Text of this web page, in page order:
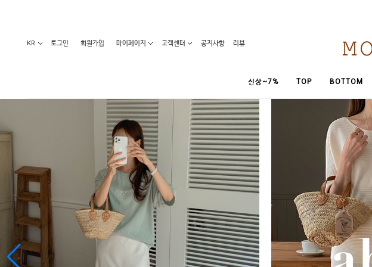
KR 로그인 회원가입 마이페이지 고객센터 공지사항 리뷰
신상~7% TOP BOTTOM
오늘발송
세일50-80%
임산부화장품
원피스
블라우스/니트
티/나시
아우터
임산부하의
레깅스/스타킹
수유복
코디아이템
특가상품
홈웨어
요가복
수영복
언더웨어
앱특가